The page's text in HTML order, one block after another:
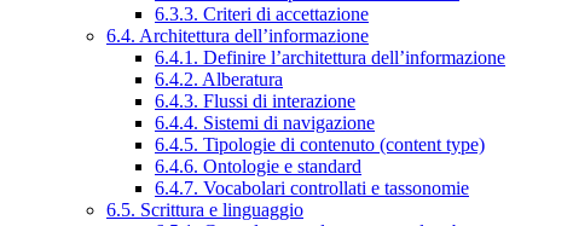
6.3.3. Criteri di accettazione
6.4. Architettura dell’informazione
6.4.1. Definire l’architettura dell’informazione
6.4.2. Alberatura
6.4.3. Flussi di interazione
6.4.4. Sistemi di navigazione
6.4.5. Tipologie di contenuto (content type)
6.4.6. Ontologie e standard
6.4.7. Vocabolari controllati e tassonomie
6.5. Scrittura e linguaggio